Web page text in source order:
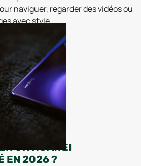
naviguer, regarder des vidéos ou
avec style.
UN HUAWEI
EN 2026 ?